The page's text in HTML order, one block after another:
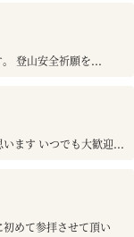
登山安全祈願を...
ます いつでも大歓迎...
めて参拝させて頂い